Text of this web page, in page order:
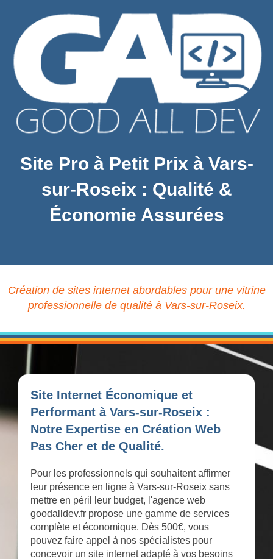
Site Pro à Petit Prix à Vars-
sur-Roseix : Qualité &
Économie Assurées
Création de sites internet abordables pour une vitrine
professionnelle de qualité à Vars-sur-Roseix.
Site Internet Économique et
Performant à Vars-sur-Roseix :
Notre Expertise en Création Web
Pas Cher et de Qualité.
Pour les professionnels qui souhaitent affirmer
leur présence en ligne à Vars-sur-Roseix sans
mettre en péril leur budget, l'agence web
goodalldev.fr propose une gamme de services
complète et économique. Dès 500€, vous
pouvez faire appel à nos spécialistes pour
concevoir un site internet adapté à vos besoins